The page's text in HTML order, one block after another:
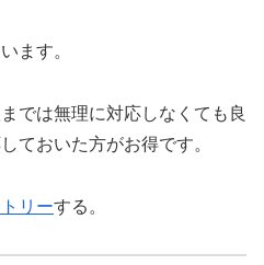
ます。
では無理に対応しなくても良
ておいた方がお得です。
リーする。